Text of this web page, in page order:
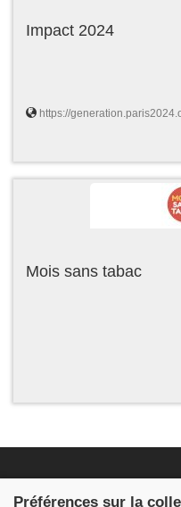
Impact 2024
https://
Mois sans tabac
Préférences sur la